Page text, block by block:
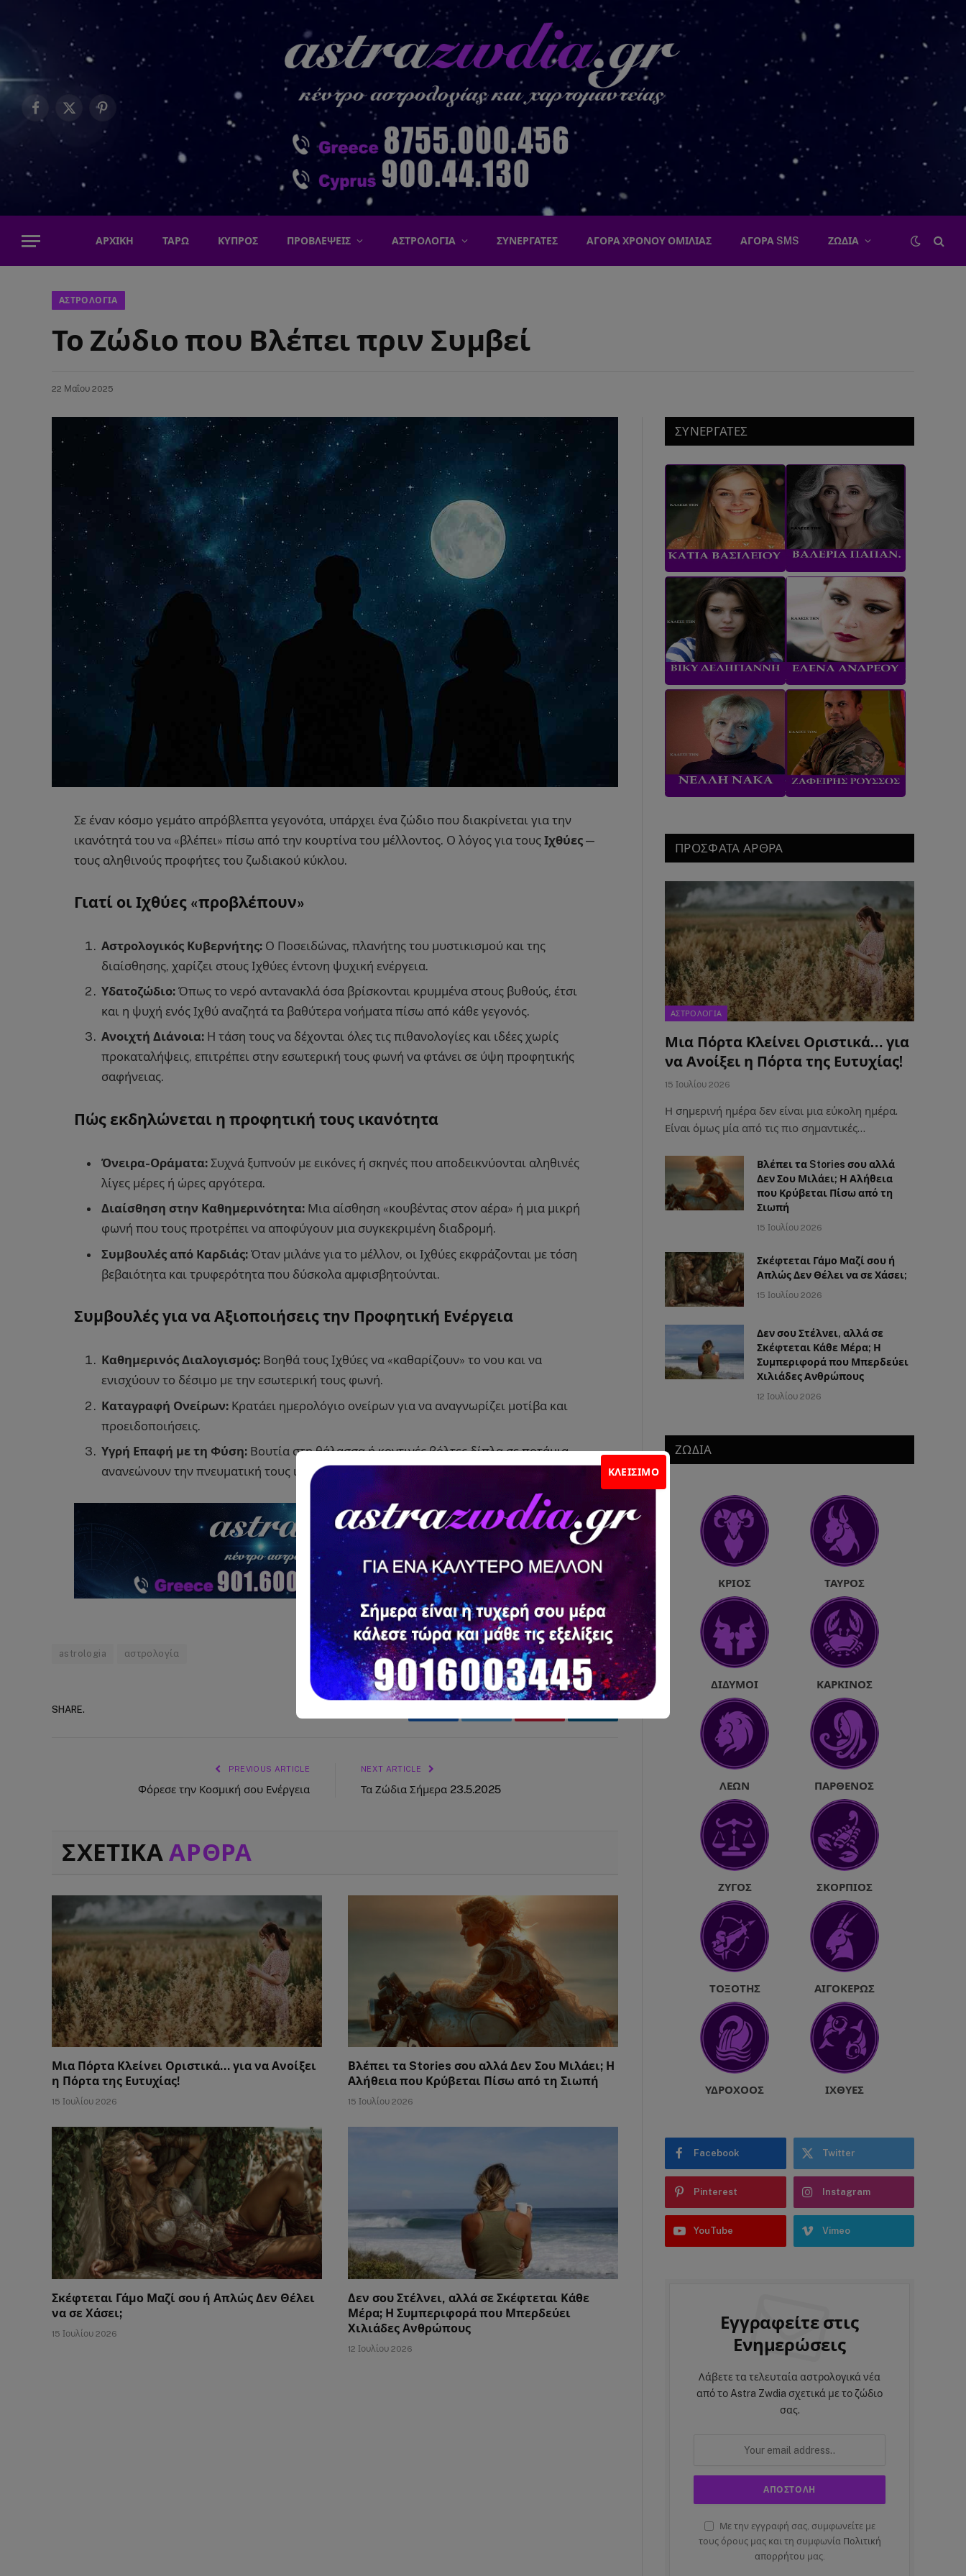
ΚΛΕΊΣΙΜΟ
Facebook
X
(Twitter)
Pinterest
ΑΡΧΙΚΗ ΤΑΡΩ ΚΥΠΡΟΣ ΠΡΟΒΛΕΨΕΙΣ ΑΣΤΡΟΛΟΓΙΑ ΣΥΝΕΡΓΑΤΕΣ ΑΓΟΡΑ ΧΡΟΝΟΥ ΟΜΙΛΙΑΣ ΑΓΟΡΑ SMS ΖΩΔΙΑ
ΑΣΤΡΟΛΟΓΙΑ
Το Ζώδιο που Βλέπει πριν Συμβεί
22 Μαΐου 2025
Σε έναν κόσμο γεμάτο απρόβλεπτα γεγονότα, υπάρχει ένα ζώδιο που διακρίνεται για την
ικανότητά του να «βλέπει» πίσω από την κουρτίνα του μέλλοντος. Ο λόγος για τους Ιχθύες —
τους αληθινούς προφήτες του ζωδιακού κύκλου.
Γιατί οι Ιχθύες «προβλέπουν»
Αστρολογικός Κυβερνήτης: Ο Ποσειδώνας, πλανήτης του μυστικισμού και της
διαίσθησης, χαρίζει στους Ιχθύες έντονη ψυχική ενέργεια.
Υδατοζώδιο: Όπως το νερό αντανακλά όσα βρίσκονται κρυμμένα στους βυθούς, έτσι
και η ψυχή ενός Ιχθύ αναζητά τα βαθύτερα νοήματα πίσω από κάθε γεγονός.
Ανοιχτή Διάνοια: Η τάση τους να δέχονται όλες τις πιθανολογίες και ιδέες χωρίς
προκαταλήψεις, επιτρέπει στην εσωτερική τους φωνή να φτάνει σε ύψη προφητικής
σαφήνειας.
Πώς εκδηλώνεται η προφητική τους ικανότητα
Όνειρα-Οράματα: Συχνά ξυπνούν με εικόνες ή σκηνές που αποδεικνύονται αληθινές
λίγες μέρες ή ώρες αργότερα.
Διαίσθηση στην Καθημερινότητα: Μια αίσθηση «κουβέντας στον αέρα» ή μια μικρή
φωνή που τους προτρέπει να αποφύγουν μια συγκεκριμένη διαδρομή.
Συμβουλές από Καρδιάς: Όταν μιλάνε για το μέλλον, οι Ιχθύες εκφράζονται με τόση
βεβαιότητα και τρυφερότητα που δύσκολα αμφισβητούνται.
Συμβουλές για να Αξιοποιήσεις την Προφητική Ενέργεια
Καθημερινός Διαλογισμός: Βοηθά τους Ιχθύες να «καθαρίζουν» το νου και να
ενισχύουν το δέσιμο με την εσωτερική τους φωνή.
Καταγραφή Ονείρων: Κρατάει ημερολόγιο ονείρων για να αναγνωρίζει μοτίβα και
προειδοποιήσεις.
Υγρή Επαφή με τη Φύση: Βουτία στη θάλασσα ή κοντινές βόλτες δίπλα σε ποτάμια
ανανεώνουν την πνευματική τους ισχύ.
astrologia αστρολογία
SHARE.
Facebook Twitter Pinterest LinkedIn
PREVIOUS ARTICLE
Φόρεσε την Κοσμική σου Ενέργεια
NEXT ARTICLE
Τα Ζώδια Σήμερα 23.5.2025
ΣΧΕΤΙΚΑ ΑΡΘΡΑ
Μια Πόρτα Κλείνει Οριστικά… για να Ανοίξει
η Πόρτα της Ευτυχίας!
15 Ιουλίου 2026
Βλέπει τα Stories σου αλλά Δεν Σου Μιλάει; Η
Αλήθεια που Κρύβεται Πίσω από τη Σιωπή
15 Ιουλίου 2026
Σκέφτεται Γάμο Μαζί σου ή Απλώς Δεν Θέλει
να σε Χάσει;
15 Ιουλίου 2026
Δεν σου Στέλνει, αλλά σε Σκέφτεται Κάθε
Μέρα; Η Συμπεριφορά που Μπερδεύει
Χιλιάδες Ανθρώπους
12 Ιουλίου 2026
ΣΥΝΕΡΓΑΤΕΣ
ΠΡΟΣΦΑΤΑ ΑΡΘΡΑ
ΑΣΤΡΟΛΟΓΙΑ
Μια Πόρτα Κλείνει Οριστικά… για
να Ανοίξει η Πόρτα της Ευτυχίας!
15 Ιουλίου 2026
Η σημερινή ημέρα δεν είναι μια εύκολη ημέρα.
Είναι όμως μία από τις πιο σημαντικές…
Βλέπει τα Stories σου αλλά
Δεν Σου Μιλάει; Η Αλήθεια
που Κρύβεται Πίσω από τη
Σιωπή
15 Ιουλίου 2026
Σκέφτεται Γάμο Μαζί σου ή
Απλώς Δεν Θέλει να σε Χάσει;
15 Ιουλίου 2026
Δεν σου Στέλνει, αλλά σε
Σκέφτεται Κάθε Μέρα; Η
Συμπεριφορά που Μπερδεύει
Χιλιάδες Ανθρώπους
12 Ιουλίου 2026
ΖΩΔΙΑ
ΚΡΙΌΣ ΤΑΎΡΟΣ
ΔΊΔΥΜΟΙ ΚΑΡΚΊΝΟΣ
ΛΈΩΝ ΠΑΡΘΈΝΟΣ
ΖΥΓΌΣ ΣΚΟΡΠΙΌΣ
ΤΟΞΌΤΗΣ ΑΙΓΌΚΕΡΩΣ
ΥΔΡΟΧΌΟΣ ΙΧΘΎΕΣ
Facebook Twitter
Pinterest Instagram
YouTube Vimeo
Εγγραφείτε στις
Ενημερώσεις
Λάβετε τα τελευταία αστρολογικά νέα
από το Astra Zwdia σχετικά με το ζώδιο
σας.
Με την εγγραφή σας, συμφωνείτε με
τους όρους μας και τη συμφωνία Πολιτική
απορρήτου μας.